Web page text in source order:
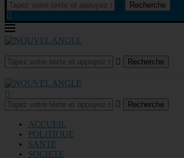
Recherche
Recherche
Recherche
ACCUEIL
POLITIQUE
SANTE
SOCIETE